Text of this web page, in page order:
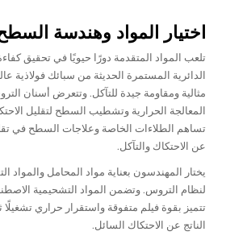
اختيار المواد وهندسة
تلعب المواد المتقدمة دورًا حيويًا في تحقيق
الدائرية المستمرة الحديثة من سبائك فولاذية
مثالية ومقاومة جيدة للتآكل. وتتعرض أسنان
المعالجة الحرارية وتشطيب السطح لتقليل
تساهم الطلاءات الخاصة وعلاجات السطح في
عن الاحتكاك والتآكل.
يختار المهندسون بعناية مواد المحامل والمواد
لنظام التروس. وتضمن المواد التشحيمية
تتميز بقوة فيلم متفوقة واستقرار حراري تشغيلًا
الناتج عن الاحتكاك السائل.